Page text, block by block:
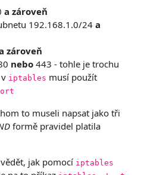
a zároveň
192.168.1.0/24 a
zároveň
nebo 443 - tohle je trochu
iptables musí použít
to museli napsat jako tři
formě pravidel platila
jak pomocí iptables